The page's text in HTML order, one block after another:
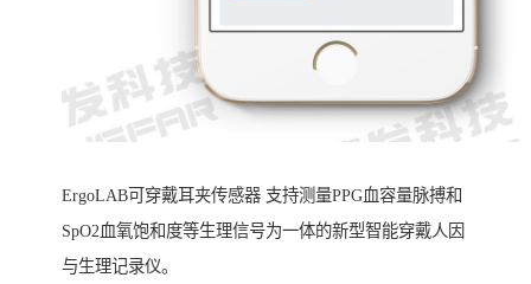
ErgoLAB可穿戴耳夹传感器 支持测量PPG血容量脉搏和
SpO2血氧饱和度等生理信号为一体的新型智能穿戴人因
与生理记录仪。